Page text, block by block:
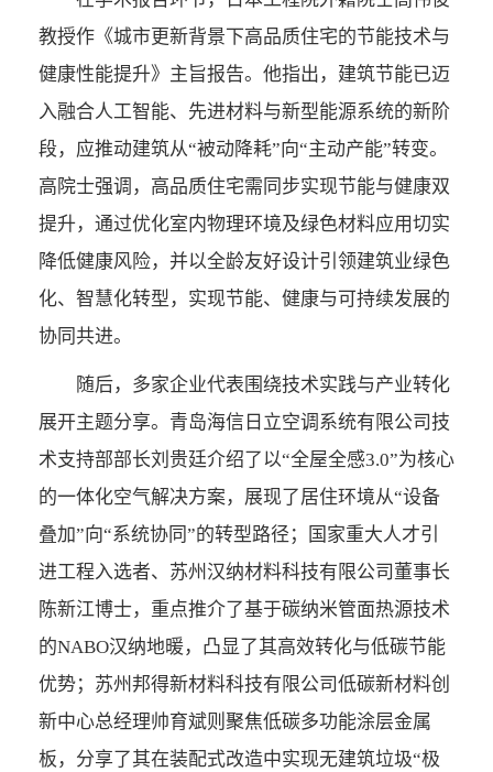
教授作《城市更新背景下高品质住宅的节能技术与
健康性能提升》主旨报告。他指出，建筑节能已迈
入融合人工智能、先进材料与新型能源系统的新阶
段，应推动建筑从“被动降耗”向“主动产能”转变。
高院士强调，高品质住宅需同步实现节能与健康双
提升，通过优化室内物理环境及绿色材料应用切实
降低健康风险，并以全龄友好设计引领建筑业绿色
化、智慧化转型，实现节能、健康与可持续发展的
协同共进。
随后，多家企业代表围绕技术实践与产业转化
展开主题分享。青岛海信日立空调系统有限公司技
术支持部部长刘贵廷介绍了以“全屋全感3.0”为核心
的一体化空气解决方案，展现了居住环境从“设备
叠加”向“系统协同”的转型路径；国家重大人才引
进工程入选者、苏州汉纳材料科技有限公司董事长
陈新江博士，重点推介了基于碳纳米管面热源技术
的NABO汉纳地暖，凸显了其高效转化与低碳节能
优势；苏州邦得新材料科技有限公司低碳新材料创
新中心总经理帅育斌则聚焦低碳多功能涂层金属
板，分享了其在装配式改造中实现无建筑垃圾“极